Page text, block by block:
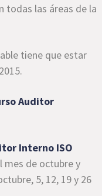
todas las áreas de la
tiene que estar
Auditor
Interno ISO
mes de octubre y
5, 12, 19 y 26